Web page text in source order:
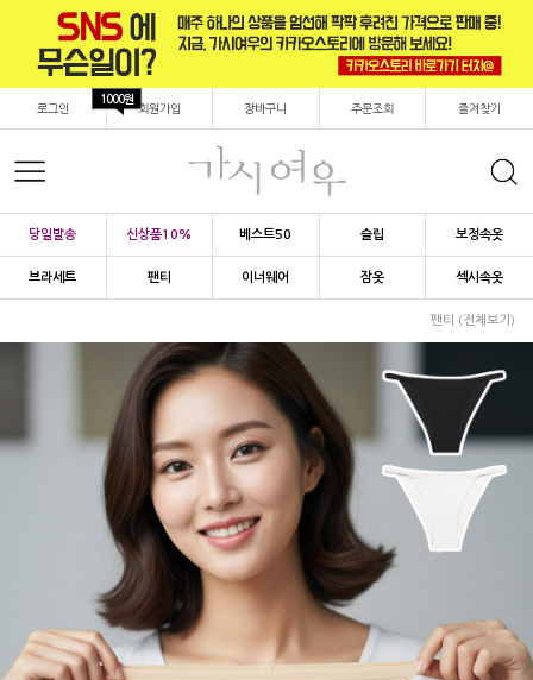
로그인 회원가입
1000원
장바구니 주문조회 즐겨찾기
당일발송 신상품10% 베스트50 슬립 보정속옷
브라세트 팬티 이너웨어 잠옷 섹시속옷
팬티 (전체보기)